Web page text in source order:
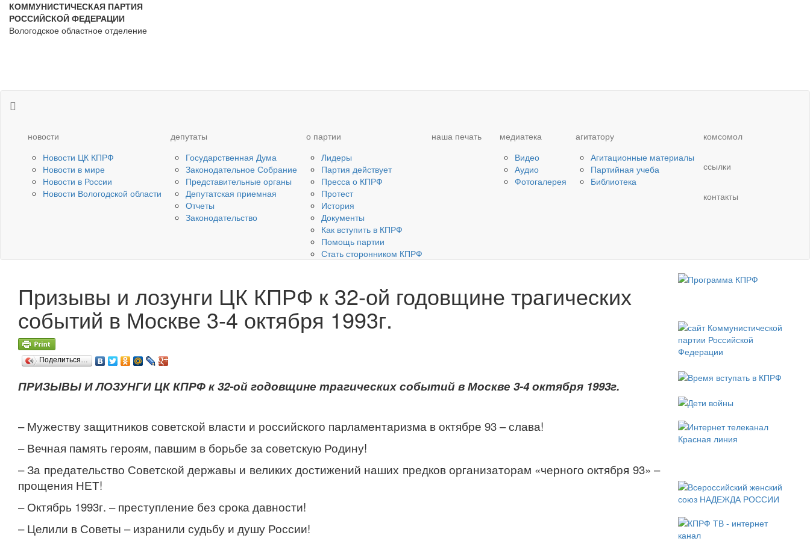
КОММУНИСТИЧЕСКАЯ ПАРТИЯ
РОССИЙСКОЙ ФЕДЕРАЦИИ
Вологодское областное отделение
новости
Новости ЦК КПРФ
Новости в мире
Новости в России
Новости Вологодской области
депутаты
Государственная Дума
Законодательное Собрание
Представительные органы
Депутатская приемная
Отчеты
Законодательство
о партии
Лидеры
Партия действует
Пресса о КПРФ
Протест
История
Документы
Как вступить в КПРФ
Помощь партии
Стать сторонником КПРФ
наша печать
медиатека
Видео
Аудио
Фотогалерея
агитатору
Агитационные материалы
Партийная учеба
Библиотека
комсомол
ссылки
контакты
Призывы и лозунги ЦК КПРФ к 32-ой годовщине трагических
событий в Москве 3-4 октября 1993г.
Поделиться…
ПРИЗЫВЫ И ЛОЗУНГИ ЦК КПРФ к 32-ой годовщине трагических событий в Москве 3-4 октября 1993г.
– Мужеству защитников советской власти и российского парламентаризма в октябре 93 – слава!
– Вечная память героям, павшим в борьбе за советскую Родину!
– За предательство Советской державы и великих достижений наших предков организаторам «черного октября 93» –
прощения НЕТ!
– Октябрь 1993г. – преступление без срока давности!
– Целили в Советы – изранили судьбу и душу России!